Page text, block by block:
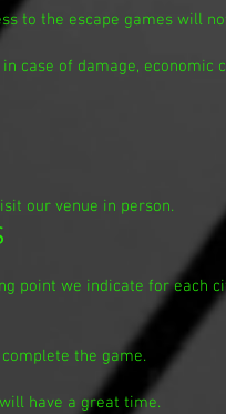
to the escape games will
case of damage, economic
our venue in person.
point we indicate for each
the game.
have a great time.